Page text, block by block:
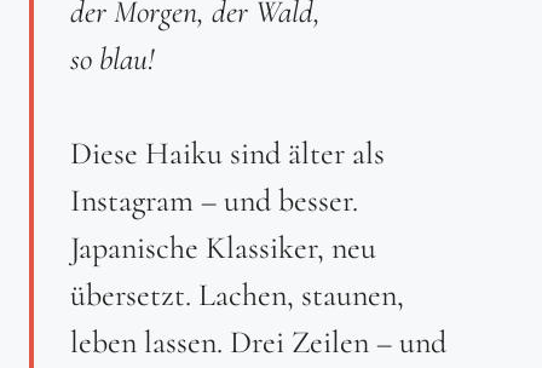
der Morgen, der Wald,
so blau!
Diese Haiku sind älter als
Instagram – und besser.
Japanische Klassiker, neu
übersetzt. Lachen, staunen,
leben lassen. Drei Zeilen – und